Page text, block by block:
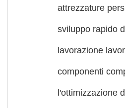
attrezzature
sviluppo rapido
lavorazione
componenti
l'ottimizzazione